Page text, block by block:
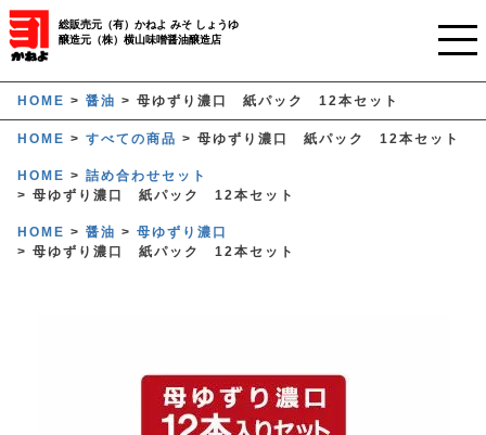
総販売元（有）かねよ みそ しょうゆ
醸造元（株）横山味噌醤油醸造店
ホーム
ご利用ガイド
かねよみそしょうゆについて
商品について
マイページ
HOME 醤油 母ゆずり濃口 紙パック 12本セット
HOME すべての商品 母ゆずり濃口 紙パック 12本セット
HOME
詰め合わせセット
母ゆずり濃口 紙パック 12本セット
HOME 醤油
母ゆずり濃口
母ゆずり濃口 紙パック 12本セット